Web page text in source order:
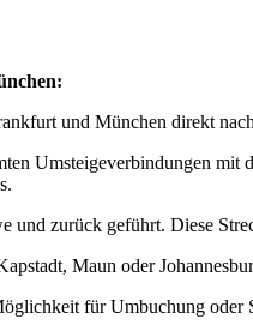
und München direkt
Umsteigeverbindungen
zurück geführt. Diese
Maun oder
für Umbuchung oder